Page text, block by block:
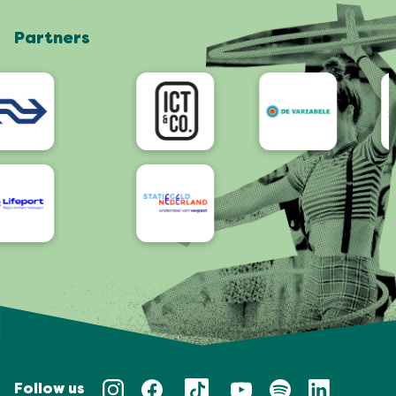
App
Accessibility
Partners
Follow us